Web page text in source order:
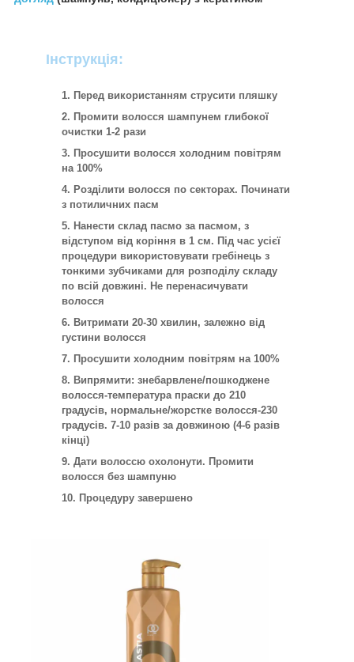
Інструкція:
Перед використанням струсити пляшку
Промити волосся шампунем глибокої
очистки 1-2 рази
Просушити волосся холодним повітрям
на 100%
Розділити волосся по секторах. Починати
з потиличних пасм
Нанести склад пасмо за пасмом, з
відступом від коріння в 1 см. Під час усієї
процедури використовувати гребінець з
тонкими зубчиками для розподілу складу
по всій довжині. Не перенасичувати
волосся
Витримати 20-30 хвилин, залежно від
густини волосся
Просушити холодним повітрям на 100%
Випрямити: знебарвлене/пошкоджене
волосся-температура праски до 210
градусів, нормальне/жорстке волосся-230
градусів. 7-10 разів за довжиною (4-6 разів
кінці)
Дати волоссю охолонути. Промити
волосся без шампуню
Процедуру завершено